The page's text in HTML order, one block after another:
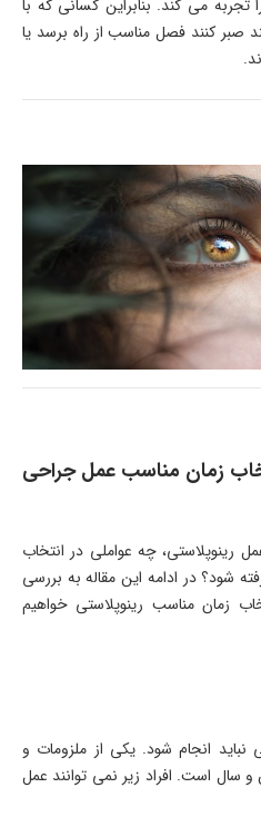
می کند. بنابراین کسانی که با
کنند فصل مناسب از راه برسد یا
زمان مناسب عمل جراحی
رینوپلاستی، چه عواملی در انتخاب
شود؟ در ادامه این مقاله به بررسی
زمان مناسب رینوپلاستی خواهیم
انجام شود. یکی از ملزومات و
سال است. افراد زیر نمی توانند عمل